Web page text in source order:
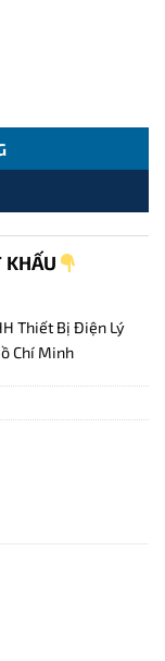
KHẤU
Thiết Bị Điện Lý
Chí Minh